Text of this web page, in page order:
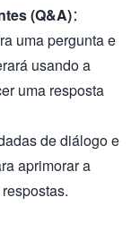
(Q&A)：
uma pergunta e
usando a
uma resposta
de diálogo e
aprimorar a